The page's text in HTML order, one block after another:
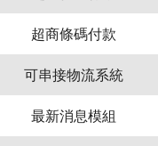
超商條碼付款
可串接物流系統
最新消息模組